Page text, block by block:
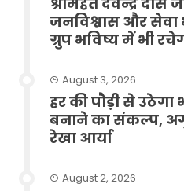
जनविश्वास और
ग्रुप भविष्य में भी
August 3, 2026
हर की पौड़ी से
बनाने का संकल्प,
रेखा आर्या
August 2, 2026